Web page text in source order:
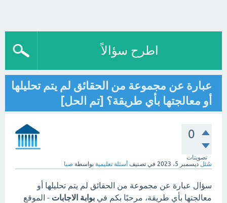
اطرح سؤالاً
عبارة عن مجموعة من الحقائق لم يتم تحليلها
أو معالجتها بأي طريقة؟ [تم الحل]
0
تصويتات
سُئل ديسمبر 5، 2023 في تصنيف أسئلة تعليمية بواسطة صبا
سؤال عبارة عن مجموعة من الحقائق لم يتم تحليلها أو
معالجتها بأي طريقة، مرحبًا بكم في بوابة الاجابات - الموقع